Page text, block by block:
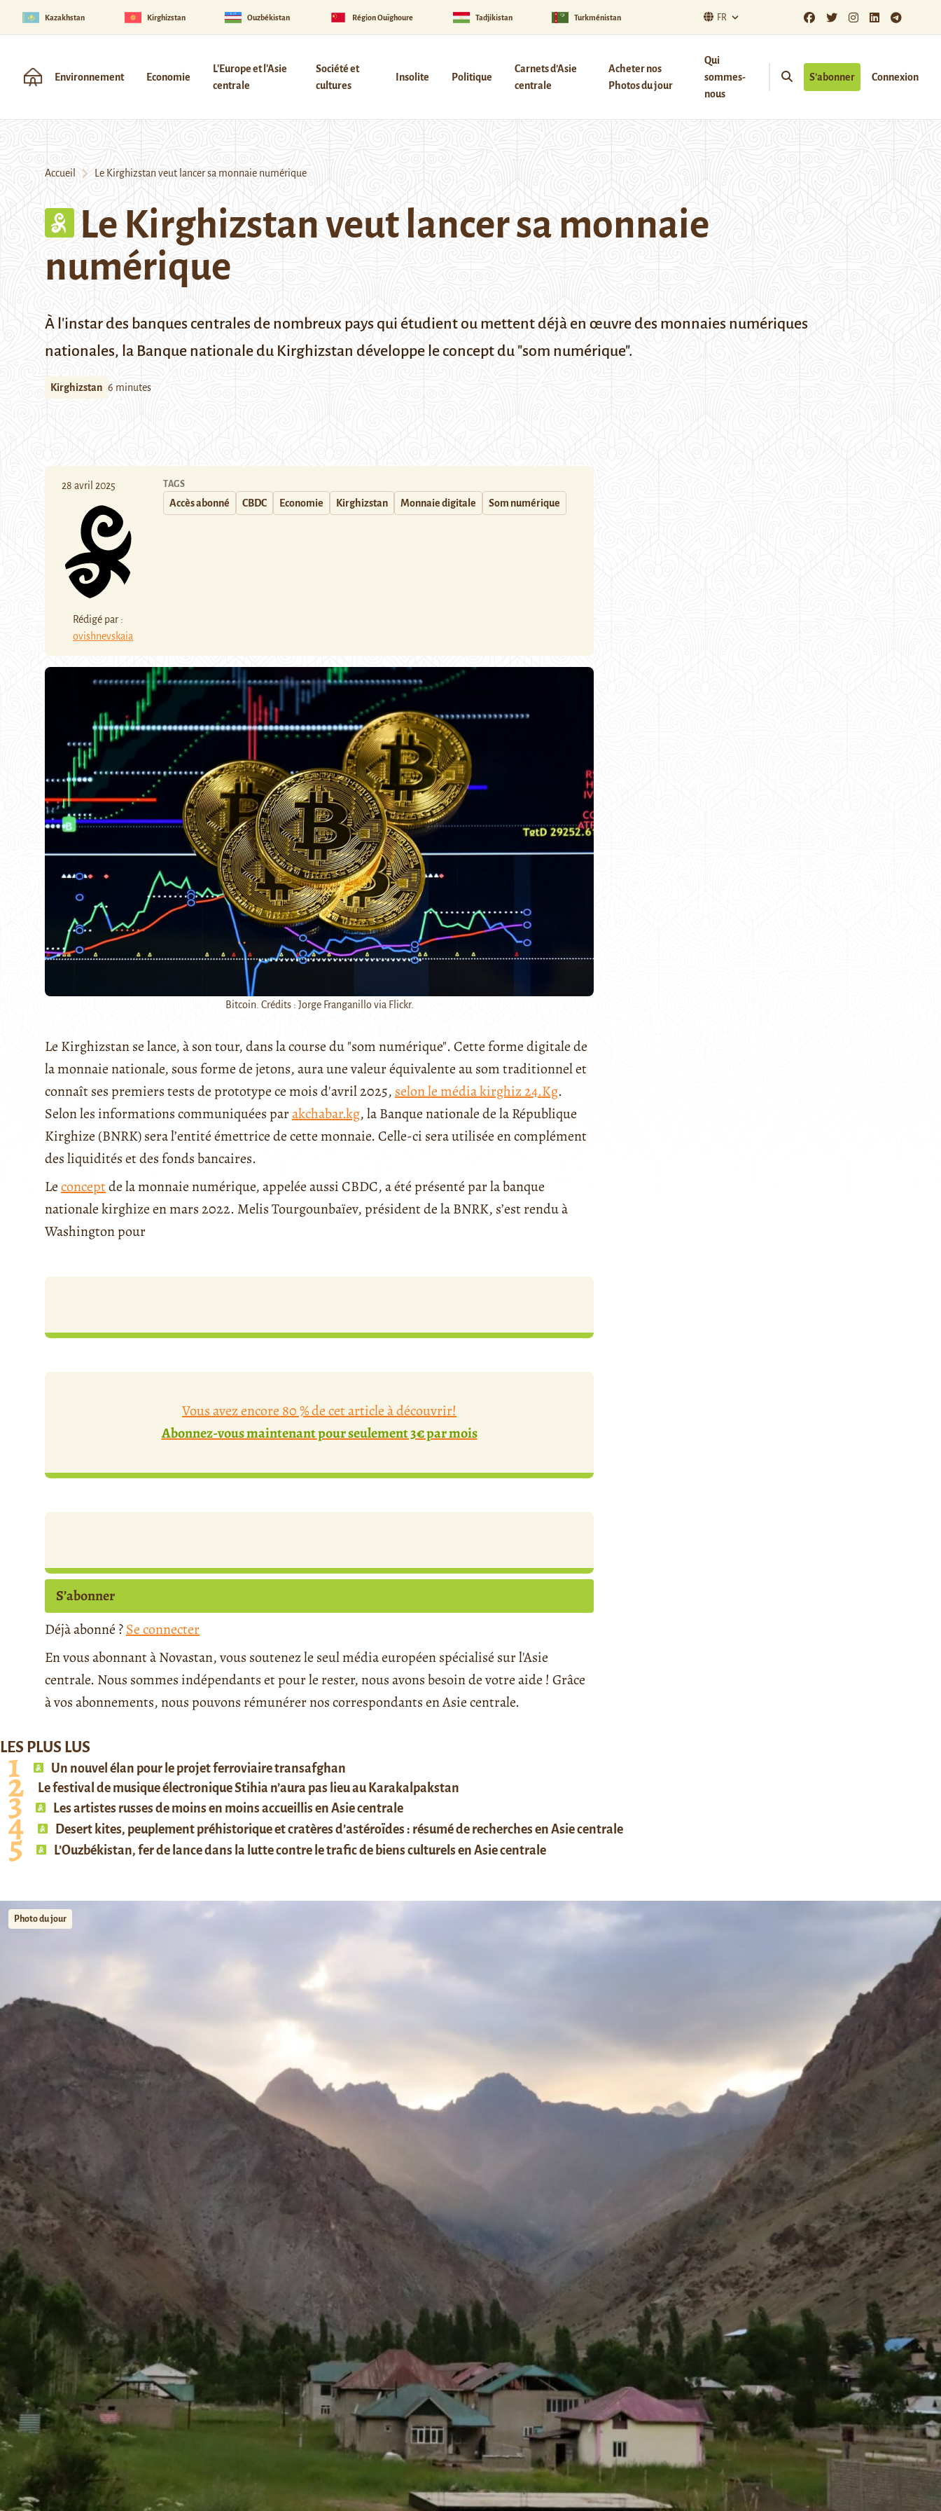
Kazakhstan Kirghizstan Ouzbékistan Région Ouïghoure Tadjikistan Turkménistan FR
Environnement Economie
L'Europe et l'Asie
centrale
Société et
cultures
Insolite Politique
Carnets d’Asie
centrale
Acheter nos
Photos du jour
Qui
sommes-
nous
S’abonner Connexion
Accueil Le Kirghizstan veut lancer sa monnaie numérique
Le Kirghizstan veut lancer sa monnaie
numérique
À l'instar des banques centrales de nombreux pays qui étudient ou mettent déjà en œuvre des monnaies numériques
nationales, la Banque nationale du Kirghizstan développe le concept du "som numérique".
Kirghizstan 6 minutes
28 avril 2025
Rédigé par :
ovishnevskaia
TAGS
Accès abonné CBDC Economie Kirghizstan Monnaie digitale Som numérique
Bitcoin. Crédits : Jorge Franganillo via Flickr.
Le Kirghizstan se lance, à son tour, dans la course du "som numérique". Cette forme digitale de
la monnaie nationale, sous forme de jetons, aura une valeur équivalente au som traditionnel et
connaît ses premiers tests de prototype ce mois d'avril 2025, selon le média kirghiz 24.Kg.
Selon les informations communiquées parakchabar.kg, la Banque nationale de la République
Kirghize (BNRK) sera l’entité émettrice de cette monnaie. Celle-ci sera utilisée en complément
des liquidités et des fonds bancaires.
Leconceptde la monnaie numérique, appelée aussi CBDC, a été présenté par la banque
nationale kirghize en mars 2022. Melis Tourgounbaïev, président de la BNRK, s’est rendu à
Washington pour
Vous avez encore 80 % de cet article à découvrir!
Abonnez-vous maintenant pour seulement 3€ par mois
S’abonner
Déjà abonné ?Se connecter
En vous abonnant à Novastan, vous soutenez le seul média européen spécialisé sur l'Asie
centrale. Nous sommes indépendants et pour le rester, nous avons besoin de votre aide ! Grâce
à vos abonnements, nous pouvons rémunérer nos correspondants en Asie centrale.
LES PLUS LUS
Un nouvel élan pour le projet ferroviaire transafghan
Le festival de musique électronique Stihia n’aura pas lieu au Karakalpakstan
Les artistes russes de moins en moins accueillis en Asie centrale
Desert kites, peuplement préhistorique et cratères d’astéroïdes : résumé de recherches en Asie centrale
L’Ouzbékistan, fer de lance dans la lutte contre le trafic de biens culturels en Asie centrale
Photo du jour